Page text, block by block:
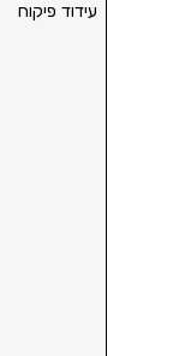
עידוד פיקוח